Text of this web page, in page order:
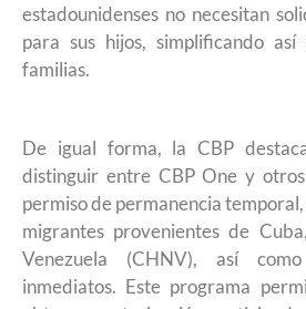
estadounidenses no necesitan
para sus hijos, simplificando
familias.
De igual forma, la CBP
distinguir entre CBP One y
permiso de permanencia
migrantes provenientes de
Venezuela (CHNV), así
inmediatos. Este programa